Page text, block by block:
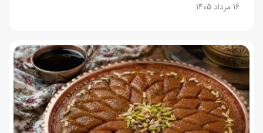
16 مرداد 1405